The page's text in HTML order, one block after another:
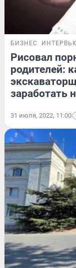
БИЗНЕС
Рисовал
родителей:
заработать
31 июля, 2022, 11:00